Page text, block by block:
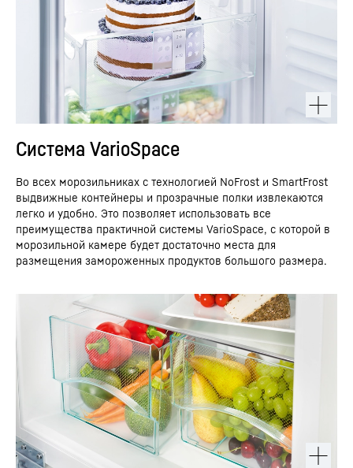
Система VarioSpace
Во всех морозильниках с технологией NoFrost и SmartFrost
выдвижные контейнеры и прозрачные полки извлекаются
легко и удобно. Это позволяет использовать все
преимущества практичной системы VarioSpace, с которой в
морозильной камере будет достаточно места для
размещения замороженных продуктов большого размера.